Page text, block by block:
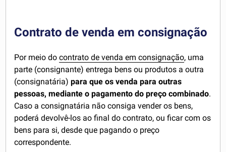
Contrato de venda em consignação
Por meio docontrato de venda em consignação, uma
parte (consignante) entrega bens ou produtos a outra
(consignatária)para que os venda para outras
pessoas, mediante o pagamento do preço combinado.
Caso a consignatária não consiga vender os bens,
poderá devolvê-los ao final do contrato, ou ficar com os
bens para si, desde que pagando o preço
correspondente.